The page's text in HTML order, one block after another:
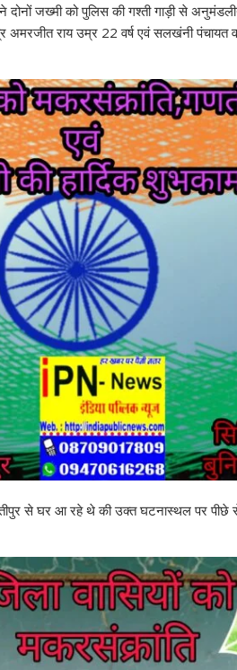
जख्मी को पुलिस की गश्ती गाड़ी से
अमरजीत राय उम्र 22 वर्ष एवं सलखंनी पंचायत
से घर आ रहे थे की उक्त घटनास्थल पर